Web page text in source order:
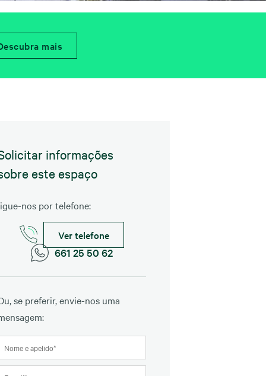
mais
informações
este espaço
nos por telefone:
Ver telefone
661 25 50 62
se preferir, envie-nos uma